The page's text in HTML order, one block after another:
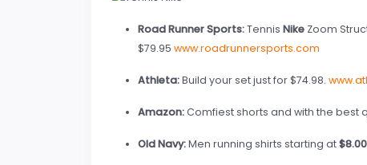
Road Runner Sports:Tennis Nike Zoom
$79.95 www.roadrunnersports.com
Athleta:Build your set just for $74.98.
Amazon:Comfiest shorts and with the best
Old Navy:Men running shirts starting at$8.00